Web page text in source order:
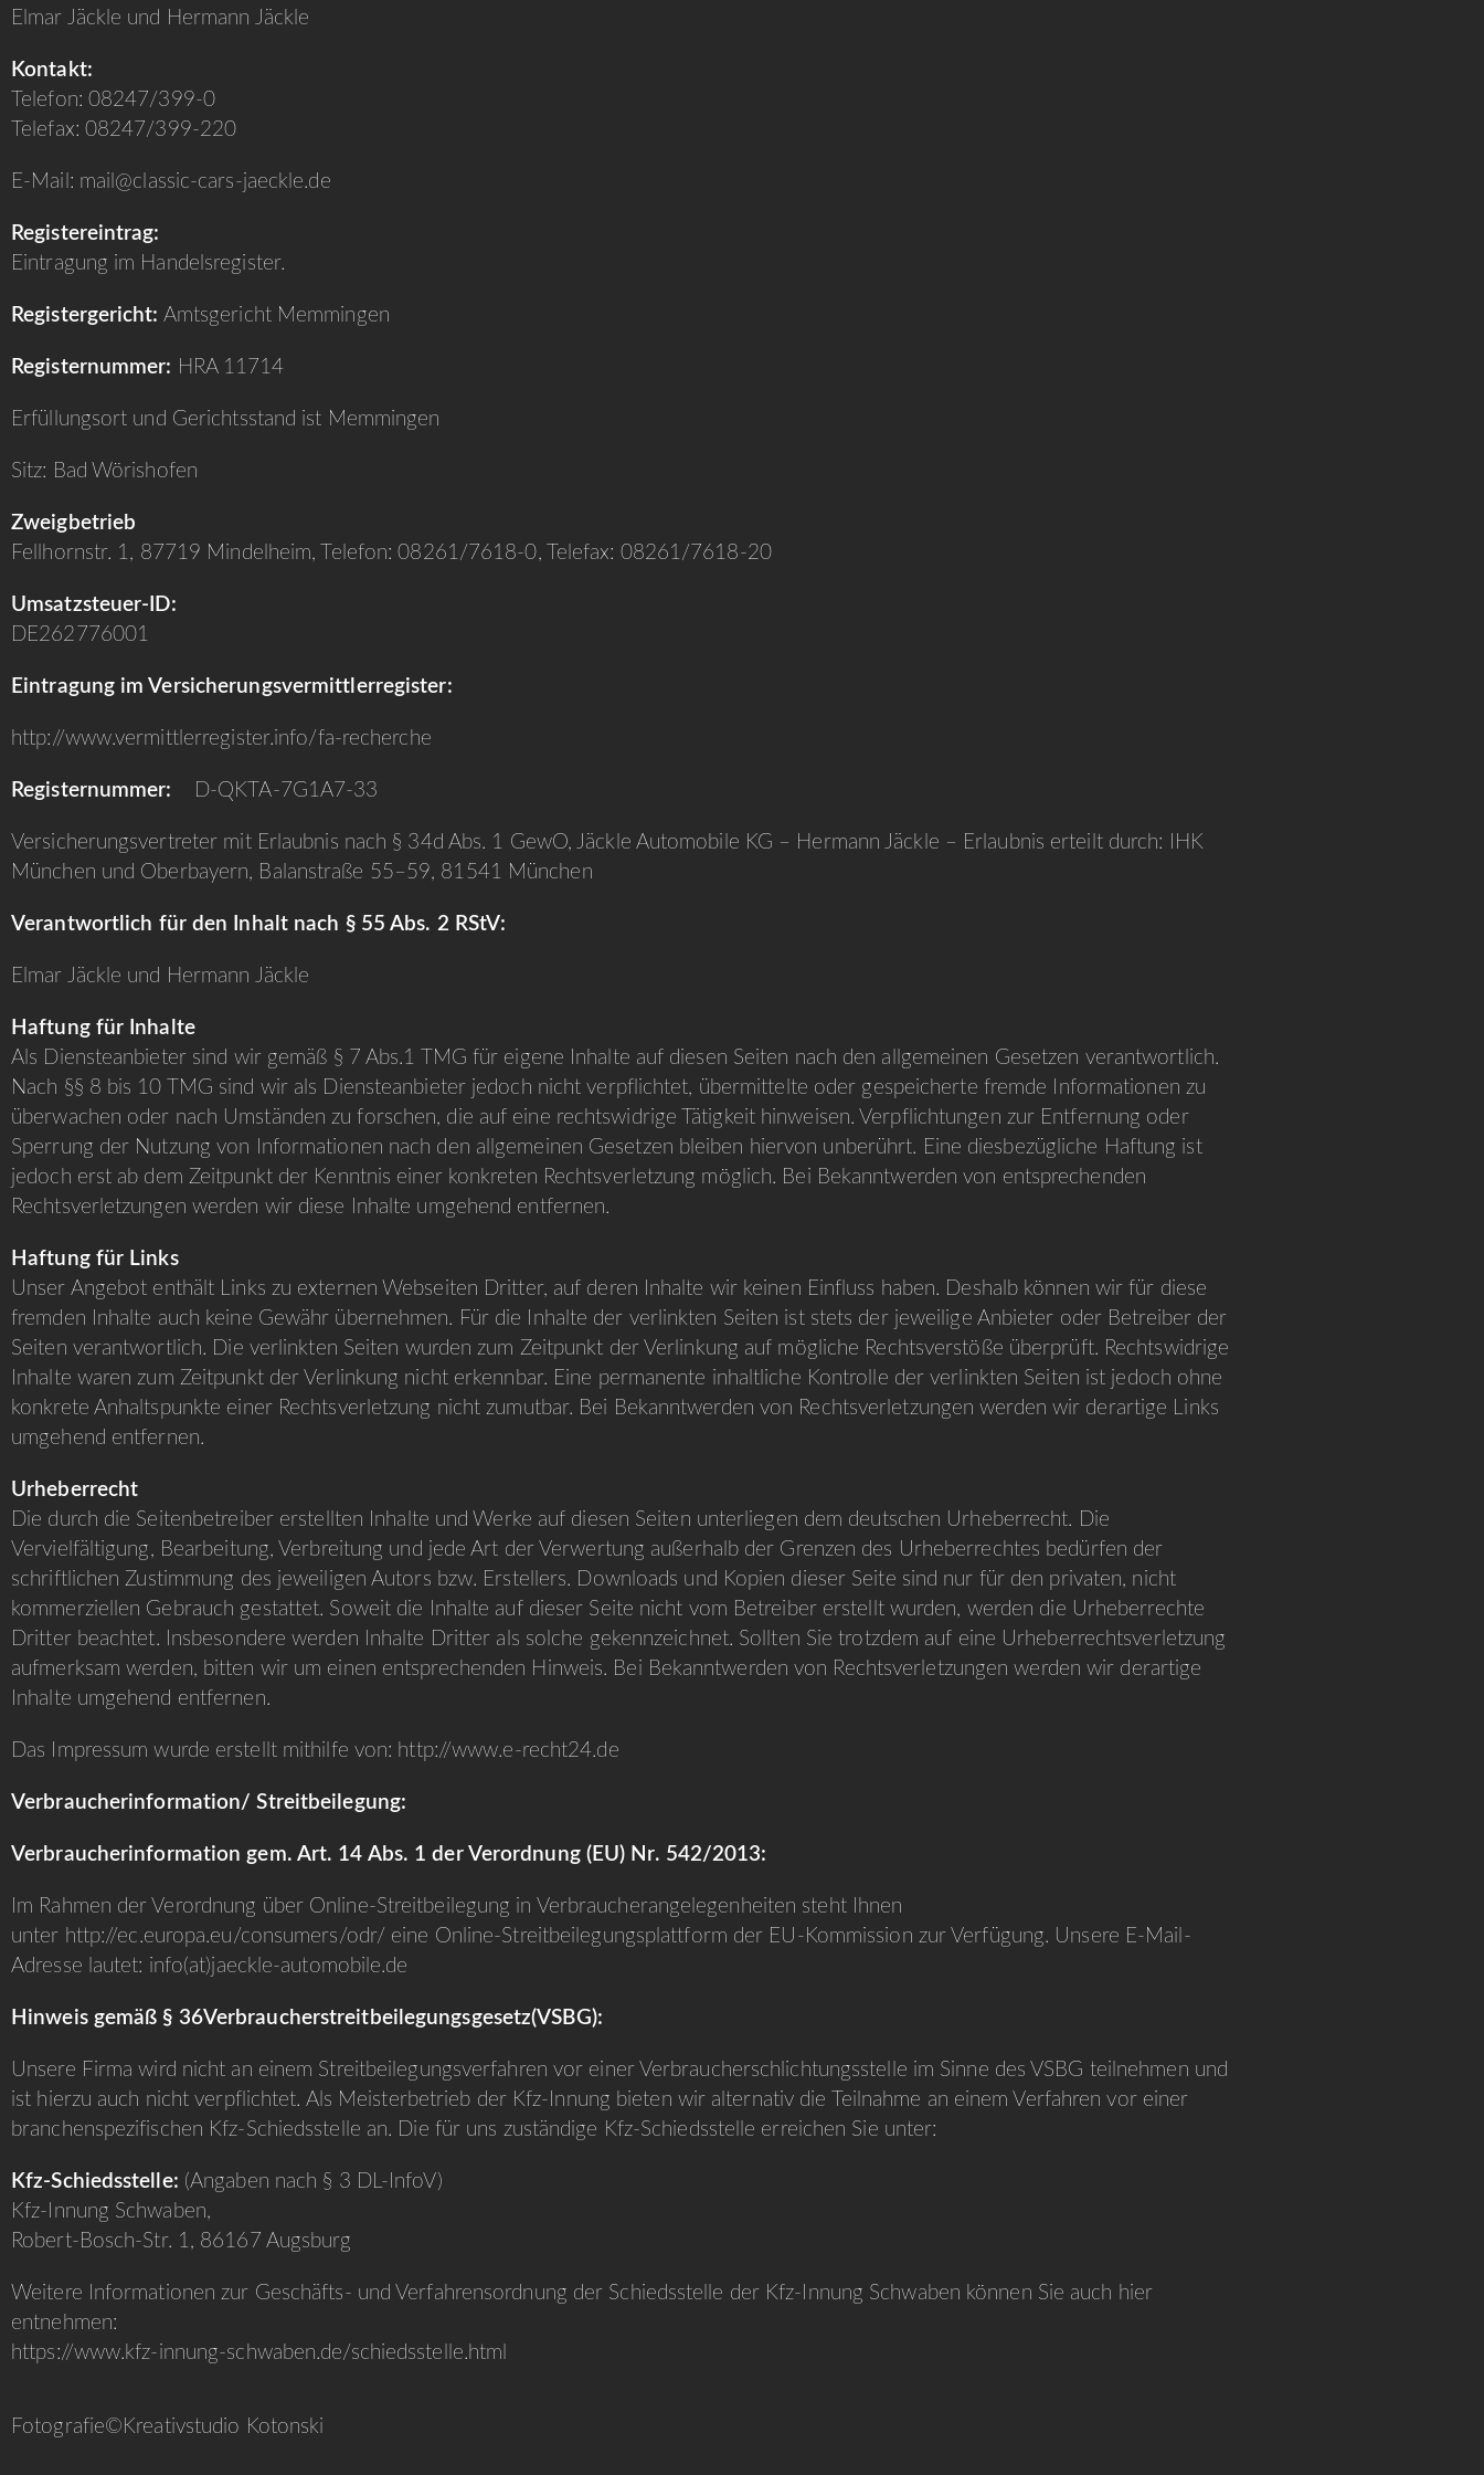
Elmar Jäckle und Hermann Jäckle
Kontakt:
Telefon: 08247/399-0
Telefax: 08247/399-220
E-Mail: mail@classic-cars-jaeckle.de
Registereintrag:
Eintragung im Handelsregister.
Registergericht: Amtsgericht Memmingen
Registernummer: HRA 11714
Erfüllungsort und Gerichtsstand ist Memmingen
Sitz: Bad Wörishofen
Zweigbetrieb
Fellhornstr. 1, 87719 Mindelheim, Telefon: 08261/7618-0, Telefax: 08261/7618-20
Umsatzsteuer-ID:
DE262776001
Eintragung im Versicherungsvermittlerregister:
http://www.vermittlerregister.info/fa-recherche
Registernummer: D-QKTA-7G1A7-33
Versicherungsvertreter mit Erlaubnis nach § 34d Abs. 1 GewO, Jäckle Automobile KG – Hermann Jäckle – Erlaubnis erteilt durch: IHK
München und Oberbayern, Balanstraße 55–59, 81541 München
Verantwortlich für den Inhalt nach § 55 Abs. 2 RStV:
Elmar Jäckle und Hermann Jäckle
Haftung für Inhalte
Als Diensteanbieter sind wir gemäß § 7 Abs.1 TMG für eigene Inhalte auf diesen Seiten nach den allgemeinen Gesetzen verantwortlich.
Nach §§ 8 bis 10 TMG sind wir als Diensteanbieter jedoch nicht verpflichtet, übermittelte oder gespeicherte fremde Informationen zu
überwachen oder nach Umständen zu forschen, die auf eine rechtswidrige Tätigkeit hinweisen. Verpflichtungen zur Entfernung oder
Sperrung der Nutzung von Informationen nach den allgemeinen Gesetzen bleiben hiervon unberührt. Eine diesbezügliche Haftung ist
jedoch erst ab dem Zeitpunkt der Kenntnis einer konkreten Rechtsverletzung möglich. Bei Bekanntwerden von entsprechenden
Rechtsverletzungen werden wir diese Inhalte umgehend entfernen.
Haftung für Links
Unser Angebot enthält Links zu externen Webseiten Dritter, auf deren Inhalte wir keinen Einfluss haben. Deshalb können wir für diese
fremden Inhalte auch keine Gewähr übernehmen. Für die Inhalte der verlinkten Seiten ist stets der jeweilige Anbieter oder Betreiber der
Seiten verantwortlich. Die verlinkten Seiten wurden zum Zeitpunkt der Verlinkung auf mögliche Rechtsverstöße überprüft. Rechtswidrige
Inhalte waren zum Zeitpunkt der Verlinkung nicht erkennbar. Eine permanente inhaltliche Kontrolle der verlinkten Seiten ist jedoch ohne
konkrete Anhaltspunkte einer Rechtsverletzung nicht zumutbar. Bei Bekanntwerden von Rechtsverletzungen werden wir derartige Links
umgehend entfernen.
Urheberrecht
Die durch die Seitenbetreiber erstellten Inhalte und Werke auf diesen Seiten unterliegen dem deutschen Urheberrecht. Die
Vervielfältigung, Bearbeitung, Verbreitung und jede Art der Verwertung außerhalb der Grenzen des Urheberrechtes bedürfen der
schriftlichen Zustimmung des jeweiligen Autors bzw. Erstellers. Downloads und Kopien dieser Seite sind nur für den privaten, nicht
kommerziellen Gebrauch gestattet. Soweit die Inhalte auf dieser Seite nicht vom Betreiber erstellt wurden, werden die Urheberrechte
Dritter beachtet. Insbesondere werden Inhalte Dritter als solche gekennzeichnet. Sollten Sie trotzdem auf eine Urheberrechtsverletzung
aufmerksam werden, bitten wir um einen entsprechenden Hinweis. Bei Bekanntwerden von Rechtsverletzungen werden wir derartige
Inhalte umgehend entfernen.
Das Impressum wurde erstellt mithilfe von: http://www.e-recht24.de
Verbraucherinformation/ Streitbeilegung:
Verbraucherinformation gem. Art. 14 Abs. 1 der Verordnung (EU) Nr. 542/2013:
Im Rahmen der Verordnung über Online‐Streitbeilegung in Verbraucher­angelegenheiten steht Ihnen
unter http://ec.europa.eu/consumers/odr/ eine Online-Streitbeilegungsplattform der EU-Kommission zur Verfügung. Unsere E-Mail-
Adresse lautet: info(at)jaeckle-automobile.de
Hinweis gemäß § 36Verbraucherstreitbeilegungsgesetz(VSBG):
Unsere Firma wird nicht an einem Streitbeilegungsverfahren vor einer Verbraucherschlichtungsstelle im Sinne des VSBG teilnehmen und
ist hierzu auch nicht verpflichtet. Als Meisterbetrieb der Kfz-Innung bieten wir alternativ die Teilnahme an einem Verfahren vor einer
branchenspezifischen Kfz‐Schiedsstelle an. Die für uns zuständige Kfz‐Schiedsstelle erreichen Sie unter:
Kfz-Schiedsstelle: (Angaben nach § 3 DL-InfoV)
Kfz-Innung Schwaben,
Robert-Bosch-Str. 1, 86167 Augsburg
Weitere Informationen zur Geschäfts- und Verfahrensordnung der Schiedsstelle der Kfz-Innung Schwaben können Sie auch hier
entnehmen:
https://www.kfz-innung-schwaben.de/schiedsstelle.html
Fotografie©Kreativstudio Kotonski